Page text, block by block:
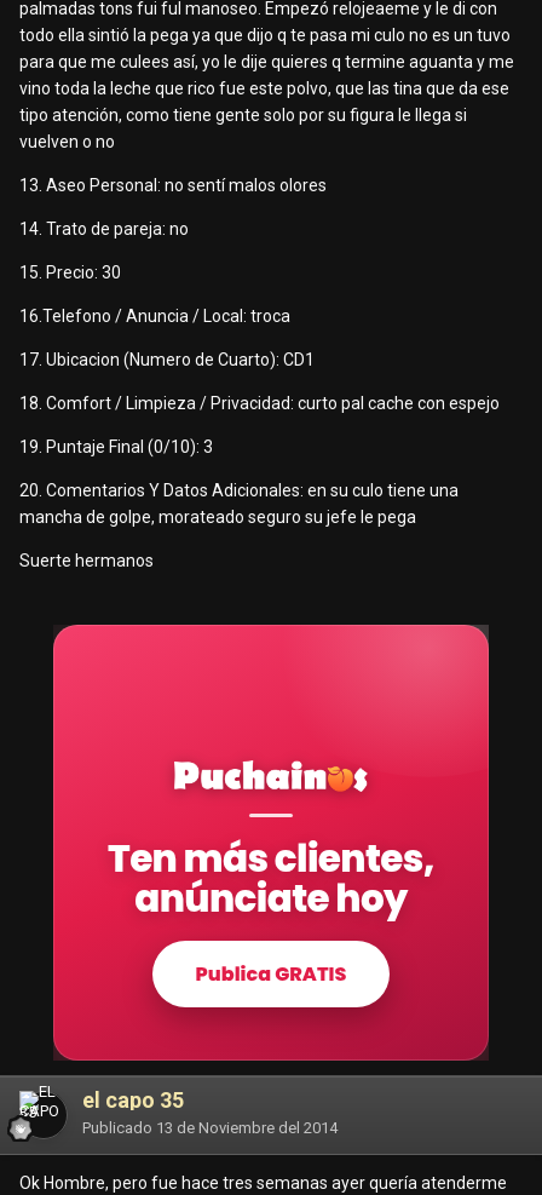
palmadas tons fui ful manoseo. Empezó relojeaeme y le di con
todo ella sintió la pega ya que dijo q te pasa mi culo no es un tuvo
para que me culees así, yo le dije quieres q termine aguanta y me
vino toda la leche que rico fue este polvo, que las tina que da ese
tipo atención, como tiene gente solo por su figura le llega si
vuelven o no
13. Aseo Personal: no sentí malos olores
14. Trato de pareja: no
15. Precio: 30
16.Telefono / Anuncia / Local: troca
17. Ubicacion (Numero de Cuarto): CD1
18. Comfort / Limpieza / Privacidad: curto pal cache con espejo
19. Puntaje Final (0/10): 3
20. Comentarios Y Datos Adicionales: en su culo tiene una
mancha de golpe, morateado seguro su jefe le pega
Suerte hermanos
el capo 35
Publicado 13 de Noviembre del 2014
Ok Hombre, pero fue hace tres semanas ayer quería atenderme